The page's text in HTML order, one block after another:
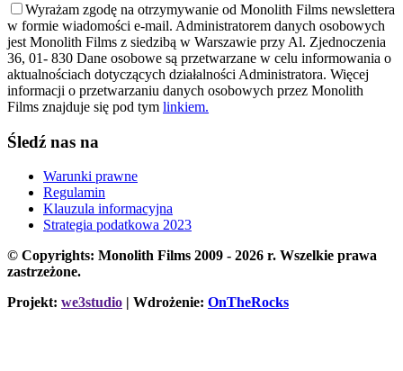
Wyrażam zgodę na otrzymywanie od Monolith Films newslettera
w formie wiadomości e-mail. Administratorem danych osobowych
jest Monolith Films z siedzibą w Warszawie przy Al. Zjednoczenia
36, 01- 830 Dane osobowe są przetwarzane w celu informowania o
aktualnościach dotyczących działalności Administratora. Więcej
informacji o przetwarzaniu danych osobowych przez Monolith
Films znajduje się pod tym linkiem.
Śledź nas na
Warunki prawne
Regulamin
Klauzula informacyjna
Strategia podatkowa 2023
© Copyrights: Monolith Films 2009 - 2026 r. Wszelkie prawa
zastrzeżone.
Projekt: we3studio | Wdrożenie: OnTheRocks